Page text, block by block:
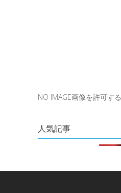
NO IMAGE画像を許可する
人気記事